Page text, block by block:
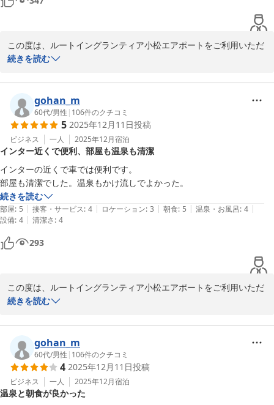
この度は、ルートイングランティア小松エアポートをご利用いただ
きまして、誠にありがとうございます。
天然温泉で日頃のお疲れを癒し、快適にお過ごしいただけたこと、
大変嬉しく思います。
お客様からの温かいお言葉は、私どもにとって何よりの励みとなり
ます。今後も皆様に快適なご滞在を提供できるよう、一層のサービ
ス向上に努めてまいる所存でございます。
またのお越しを心よりお待ち申し上げております。
フロント　陳
小松天然温泉ルートイングランティア小松エアポート
2025-12-31
続きを読む
gohan_m
60代/男性 | 106件のクチコミ
5 2025年12月11日投稿
ビジネス 一人 2025年12月宿泊
インター近くで便利、部屋も温泉も清潔
インターの近くで車では便利です。
部屋も清潔でした。温泉もかけ流しでよかった。
続きを読む
部屋: 5 | 接客・サービス: 4 | ロケーション: 3 | 朝食: 5 | 温泉・お風呂: 4 |
設備: 4 | 清潔さ: 4
293
この度は、ルートイングランティア小松エアポートをご利用いただ
きまして、誠にありがとうございます。
お部屋の清潔さに加え、当館自慢のかけ流し温泉をお褒めください
まして、心より御礼申し上げます。かけ流しの湯をご堪能いただけ
た様子を拝見し、大変うれしく思います。
またお近くへお越しの際には、ぜひ当ホテルをご用命くださいます
ようお願い申し上げます。
続きを読む
gohan_m
60代/男性 | 106件のクチコミ
4 2025年12月11日投稿
ビジネス 一人 2025年12月宿泊
温泉と朝食が良かった